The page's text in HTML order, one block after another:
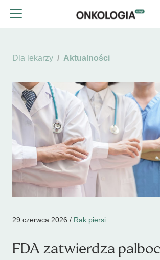
Dla lekarzy Aktualności
29 czerwca 2026 / Rak piersi
FDA zatwierdza